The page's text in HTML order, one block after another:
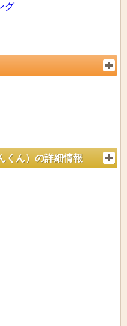
グ
くん）の詳細情報